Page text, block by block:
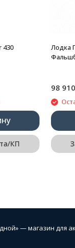
430
КП
Лодка
98 910
— магазин для